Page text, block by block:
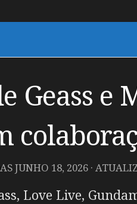
Geass
JUNHO 18, 2026 ·
Love Live,